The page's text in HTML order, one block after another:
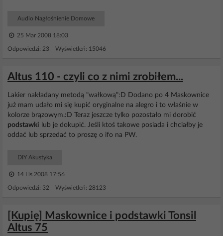
Audio Nagłośnienie Domowe
25 Mar 2008 18:03
Odpowiedzi: 23 Wyświetleń: 15046
Altus 110 - czyli co z nimi zrobiłem...
Lakier nakładany metodą "wałkową":D Dodano po 4 Maskownice
już mam udało mi się kupić oryginalne na alegro i to właśnie w
kolorze brązowym.:D Teraz jeszcze tylko pozostało mi dorobić
podstawki lub je dokupić. Jeśli ktoś takowe posiada i chciałby je
oddać lub sprzedać to proszę o ifo na PW.
DIY Akustyka
14 Lis 2008 17:56
Odpowiedzi: 32 Wyświetleń: 28123
[Kupię] Maskownice i podstawki Tonsil
Altus 75